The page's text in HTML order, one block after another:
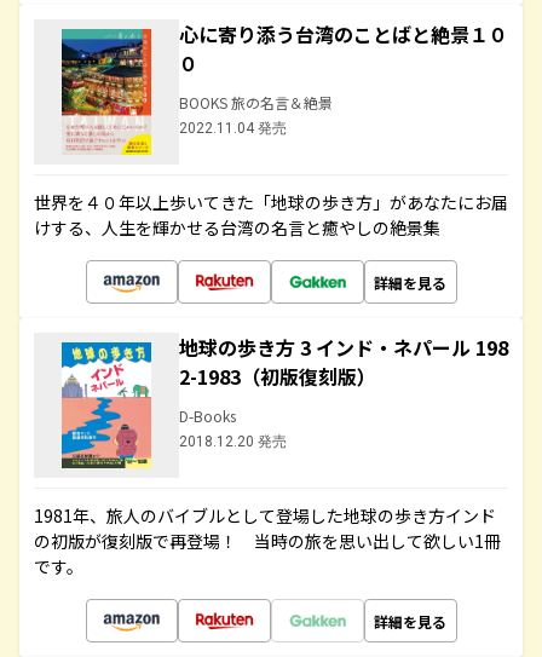
心に寄り添う台湾のことばと絶景１０
０
BOOKS 旅の名言＆絶景
2022.11.04 発売
世界を４０年以上歩いてきた「地球の歩き方」があなたにお届
けする、人生を輝かせる台湾の名言と癒やしの絶景集
詳細を見る
地球の歩き方 3 インド・ネパール 198
2-1983（初版復刻版）
D-Books
2018.12.20 発売
1981年、旅人のバイブルとして登場した地球の歩き方インド
の初版が復刻版で再登場！ 当時の旅を思い出して欲しい1冊
です。
詳細を見る